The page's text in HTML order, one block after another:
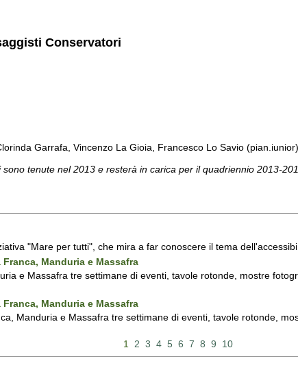
Conservatori
Garrafa, Vincenzo La Gioia, Francesco Lo Savio (pian.iunior)
tenute nel 2013 e resterà in carica per il quadriennio 2013-
"Mare per tutti", che mira a far conoscere il tema
Manduria e Massafra
e Massafra tre settimane di eventi, tavole rotonde, mostre
Manduria e Massafra
Manduria e Massafra tre settimane di eventi, tavole rotonde,
1
2 3 4 5 6 7 8 9 10